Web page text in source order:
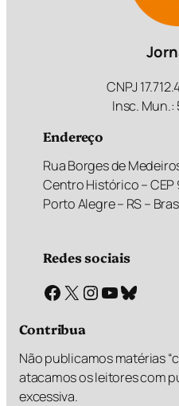
CNPJ
Insc. Mun.:
Endereço
Rua Borges de
Centro Histórico –
Porto Alegre – RS –
Redes sociais
Facebook X Instagram Youtube Bluesky
Contribua
Não publicamos matérias
atacamos os leitores com
excessiva.